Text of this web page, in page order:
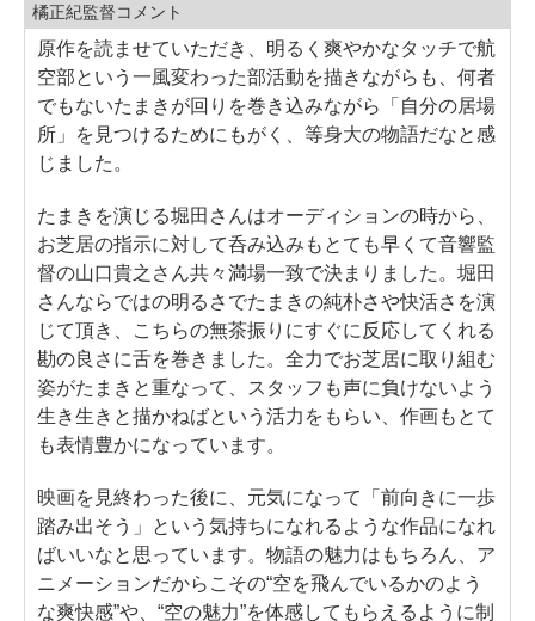
橘正紀監督コメント
原作を読ませていただき、明るく爽やかなタッチで航
空部という一風変わった部活動を描きながらも、何者
でもないたまきが回りを巻き込みながら「自分の居場
所」を見つけるためにもがく、等身大の物語だなと感
じました。
たまきを演じる堀田さんはオーディションの時から、
お芝居の指示に対して呑み込みもとても早くて音響監
督の山口貴之さん共々満場一致で決まりました。堀田
さんならではの明るさでたまきの純朴さや快活さを演
じて頂き、こちらの無茶振りにすぐに反応してくれる
勘の良さに舌を巻きました。全力でお芝居に取り組む
姿がたまきと重なって、スタッフも声に負けないよう
生き生きと描かねばという活力をもらい、作画もとて
も表情豊かになっています。
映画を見終わった後に、元気になって「前向きに一歩
踏み出そう」という気持ちになれるような作品になれ
ばいいなと思っています。物語の魅力はもちろん、ア
ニメーションだからこその“空を飛んでいるかのよう
な爽快感”や、“空の魅力”を体感してもらえるように制